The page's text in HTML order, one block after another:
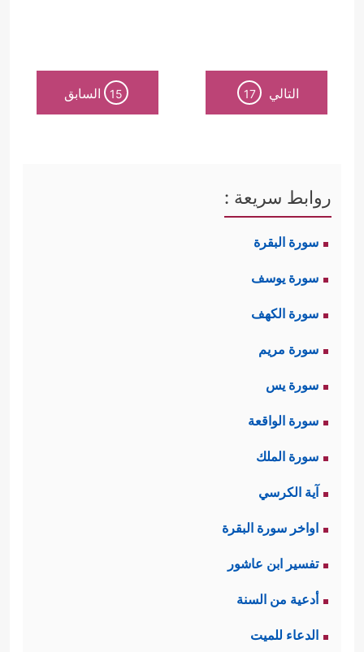
التالي 17
15 السابق
روابط سريعة :
سورة البقرة
سورة يوسف
سورة الكهف
سورة مريم
سورة يس
سورة الواقعة
سورة الملك
آية الكرسي
اواخر سورة البقرة
تفسير ابن عاشور
أدعية من السنة
الدعاء للميت